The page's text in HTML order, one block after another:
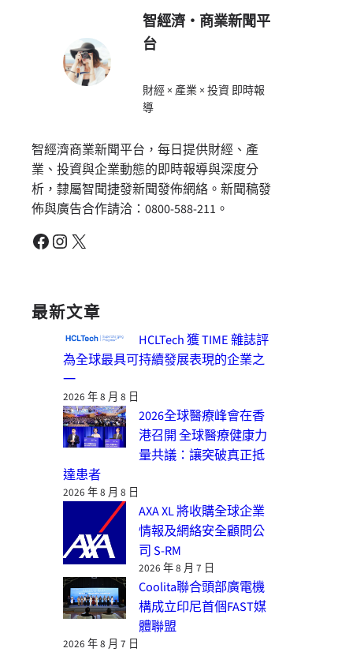
智經濟・商業新聞平
台
財經 × 產業 × 投資 即時報
導
智經濟商業新聞平台，每日提供財經、產
業、投資與企業動態的即時報導與深度分
析，隸屬智聞捷發新聞發佈網絡。新聞稿發
佈與廣告合作請洽：0800-588-211。
Facebook Instagram X
最新文章
HCLTech 獲 TIME 雜誌評
為全球最具可持續發展表現的企業之
一
2026 年 8 月 8 日
2026全球醫療峰會在香
港召開 全球醫療健康力
量共議：讓突破真正抵
達患者
2026 年 8 月 8 日
AXA XL 將收購全球企業
情報及網絡安全顧問公
司 S-RM
2026 年 8 月 7 日
Coolita聯合頭部廣電機
構成立印尼首個FAST媒
體聯盟
2026 年 8 月 7 日